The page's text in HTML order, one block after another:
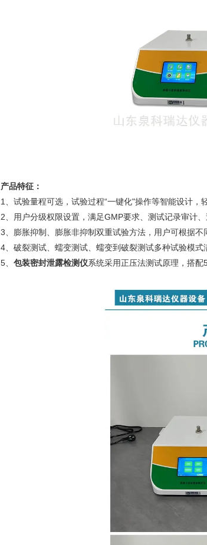
产品特征：
1、试验量程可选，试验过程“一键化"操作等智能设计，
2、用户分级权限设置，满足GMP要求、测试记录审计、
3、膨胀抑制、膨胀非抑制双重试验方法，用户可根据不
4、破裂测试、蠕变测试、蠕变到破裂测试多种试验模式
5、 包装密封泄露检测仪系统采用正压法测试原理，搭配